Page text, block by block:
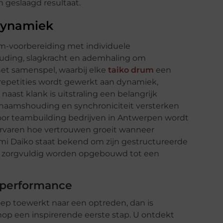
geslaagd resultaat.
voorbereiding met individuele
slagkracht en ademhaling om
samenspel, waarbij elketaiko drum een
wordt gewerkt aan dynamiek,
klank is uitstraling een belangrijk
en synchroniciteit versterken
teambuilding bedrijven in Antwerpen wordt
hoe vertrouwen groeit wanneer
Daiko staat bekend om zijn gestructureerde
worden opgebouwd tot een
toewerkt naar een optreden, dan is
een inspirerende eerste stap. U ontdekt